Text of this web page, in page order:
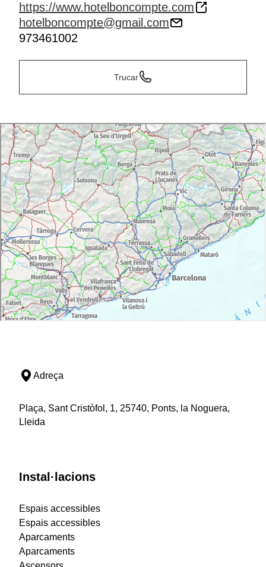
https://www.hotelboncompte.com
hotelboncompte@gmail.com
973461002
Trucar
Adreça
Plaça, Sant Cristòfol, 1, 25740, Ponts, la Noguera,
Lleida
Instal·lacions
Espais accessibles
Espais accessibles
Aparcaments
Aparcaments